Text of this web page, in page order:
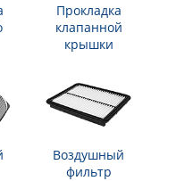
Прокладка
клапанной
крышки
Воздушный
фильтр